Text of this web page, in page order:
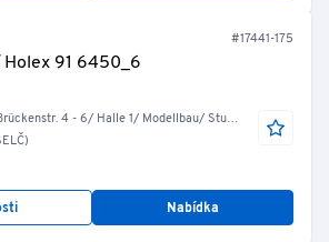
#17441-175
Holex 91 6450_6
4 - 6/ Halle 1/ Modellbau/ Studio 1
Nabídka